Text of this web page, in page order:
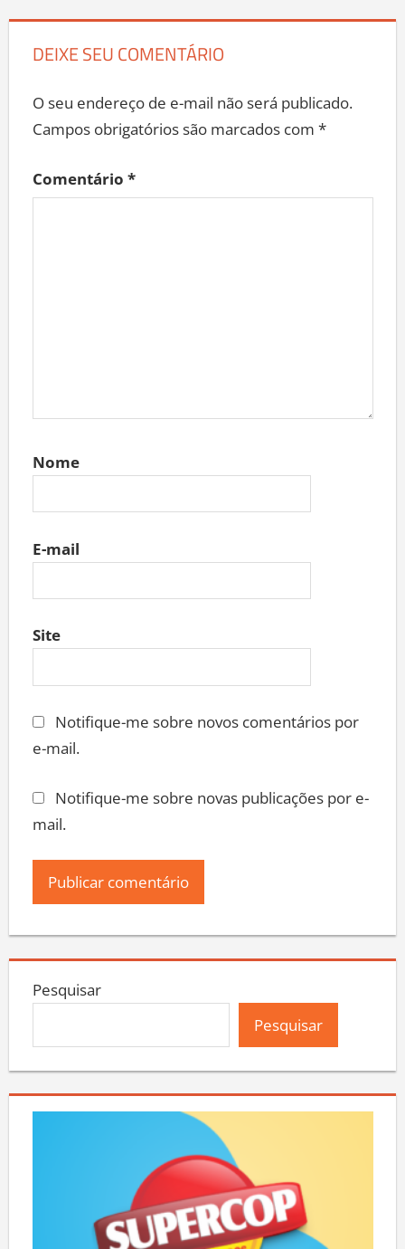
DEIXE SEU COMENTÁRIO
O seu endereço de e-mail não será publicado.
Campos obrigatórios são marcados com *
Comentário *
Nome
E-mail
Site
Notifique-me sobre novos comentários por
e-mail.
Notifique-me sobre novas publicações por e-
mail.
Pesquisar
Pesquisar